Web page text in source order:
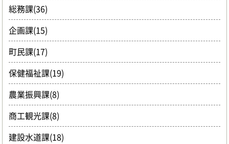
総務課(36)
企画課(15)
町民課(17)
保健福祉課(19)
農業振興課(8)
商工観光課(8)
建設水道課(18)